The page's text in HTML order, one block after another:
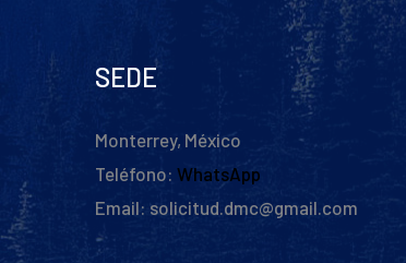
SEDE
Monterrey, México
Teléfono: WhatsApp
Email: solicitud.dmc@gmail.com